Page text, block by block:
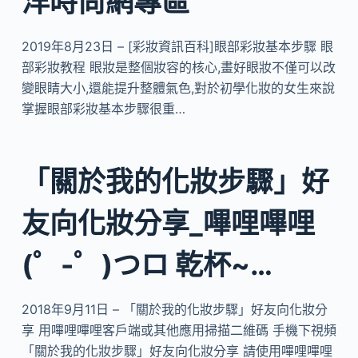
2019年8月23日 – [彩妝資訊百科]眼部彩妝基本步驟 眼
部彩妝教程 眼妝是整個妝容的核心,畫好眼妝不僅可以改
變眼睛大小,還能提升整體氣色,對於初學化妝的女生來說
掌握眼部彩妝基本步驟很重…
「關於我的化妝步驟」好
友向化妝分享_嗶哩嗶哩
(゜-゜)つロ 乾杯~…
2018年9月11日 – 「關於我的化妝步驟」好友向化妝分
享 用嗶哩嗶哩客戶端或其他應用掃描二維碼 手機下視頻
「關於我的化妝步驟」好友向化妝分享 請使用嗶哩嗶哩